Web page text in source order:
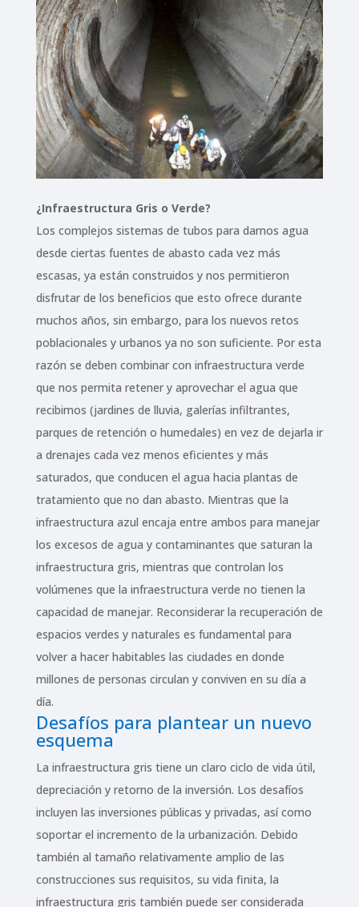
¿Infraestructura Gris o Verde?
Los complejos sistemas de tubos para darnos agua
desde ciertas fuentes de abasto cada vez más
escasas, ya están construidos y nos permitieron
disfrutar de los beneficios que esto ofrece durante
muchos años, sin embargo, para los nuevos retos
poblacionales y urbanos ya no son suficiente. Por esta
razón se deben combinar con infraestructura verde
que nos permita retener y aprovechar el agua que
recibimos (jardines de lluvia, galerías infiltrantes,
parques de retención o humedales) en vez de dejarla ir
a drenajes cada vez menos eficientes y más
saturados, que conducen el agua hacia plantas de
tratamiento que no dan abasto. Mientras que la
infraestructura azul encaja entre ambos para manejar
los excesos de agua y contaminantes que saturan la
infraestructura gris, mientras que controlan los
volúmenes que la infraestructura verde no tienen la
capacidad de manejar. Reconsiderar la recuperación de
espacios verdes y naturales es fundamental para
volver a hacer habitables las ciudades en donde
millones de personas circulan y conviven en su día a
día.
Desafíos para plantear un nuevo
esquema
La infraestructura gris tiene un claro ciclo de vida útil,
depreciación y retorno de la inversión. Los desafíos
incluyen las inversiones públicas y privadas, así como
soportar el incremento de la urbanización. Debido
también al tamaño relativamente amplio de las
construcciones sus requisitos, su vida finita, la
infraestructura gris también puede ser considerada